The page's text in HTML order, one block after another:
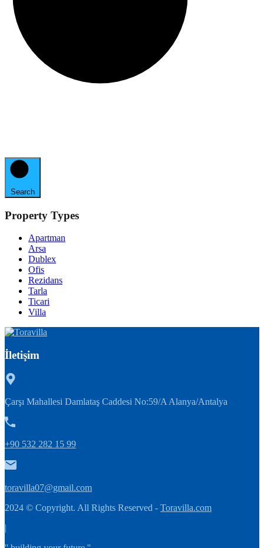
Search
Property Types
Apartman
Arsa
Dublex
Ofis
Rezidans
Tarla
Ticari
Villa
İletişim
Çarşı Mahallesi Damlataş Caddesi No:59/A Alanya/Antalya
+90 532 282 15 99
toravilla07@gmail.com
2024 © Copyright. All Rights Reserved - Toravilla.com
|